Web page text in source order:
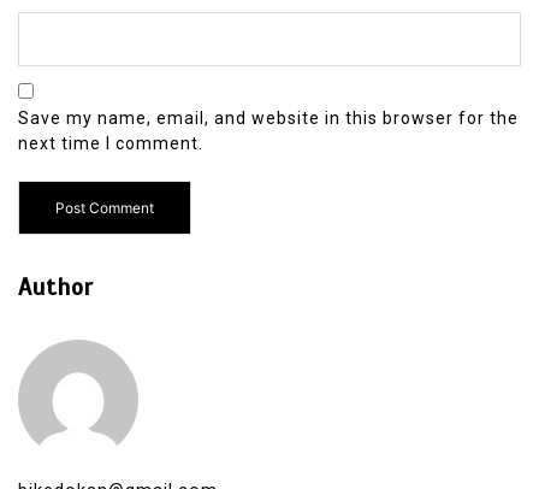
Save my name, email, and website in this browser for the
next time I comment.
Author